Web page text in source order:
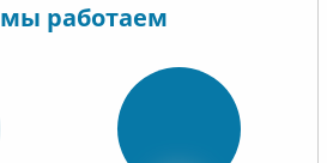
работаем